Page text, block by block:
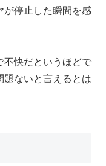
が停止した瞬間を感
快だというほどで
題ないと言えるとは